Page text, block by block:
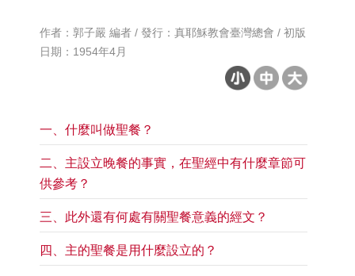
作者：郭子嚴 編者 / 發行：真耶穌教會臺灣總會 / 初版
日期：1954年4月
​一、什麼叫做聖餐？
​二、主設立晚餐的事實，在聖經中有什麼章節可
供參考？
​三、此外還有何處有關聖餐意義的經文？
​四、主的聖餐是用什麼設立的？